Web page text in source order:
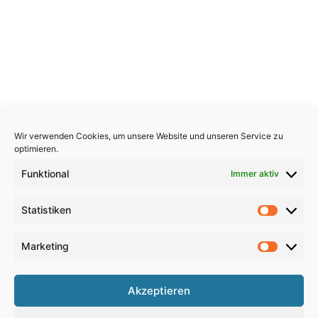
Wir verwenden Cookies, um unsere Website und unseren Service zu
optimieren.
Funktional Immer aktiv
Statistiken
Marketing
Akzeptieren
Copyright 2026, All Rights Reserved